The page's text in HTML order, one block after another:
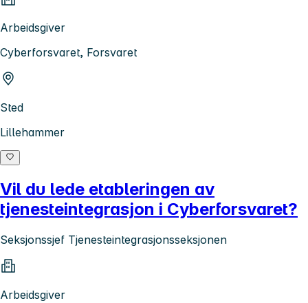
Arbeidsgiver
Cyberforsvaret, Forsvaret
Sted
Lillehammer
Vil du lede etableringen av
tjenesteintegrasjon i Cyberforsvaret?
Seksjonssjef Tjenesteintegrasjonsseksjonen
Arbeidsgiver